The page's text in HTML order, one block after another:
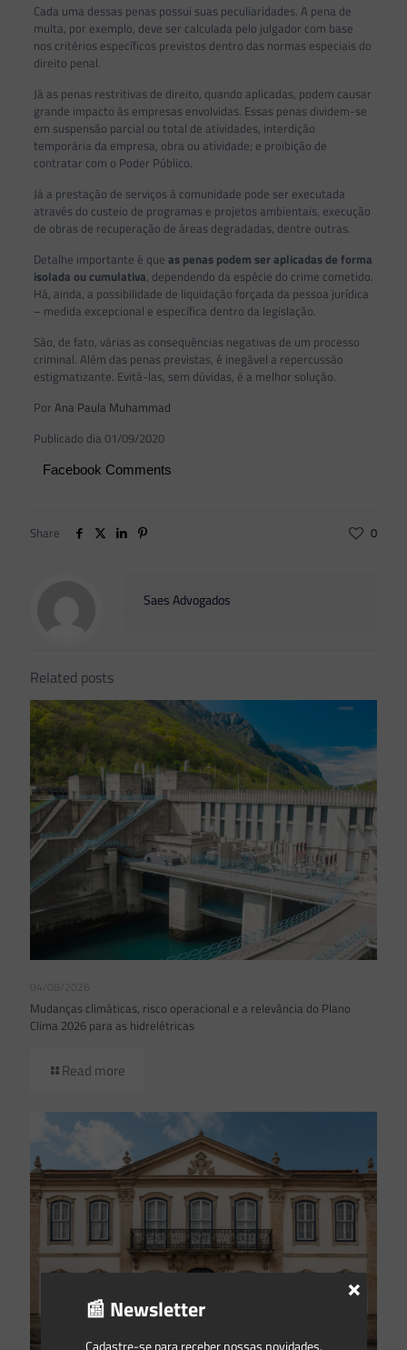
Cada uma dessas penas possui suas peculiaridades. A pena de
multa, por exemplo, deve ser calculada pelo julgador com base
nos critérios específicos previstos dentro das normas especiais do
direito penal.
Já as penas restritivas de direito, quando aplicadas, podem causar
grande impacto às empresas envolvidas. Essas penas dividem-se
em suspensão parcial ou total de atividades, interdição
temporária da empresa, obra ou atividade; e proibição de
contratar com o Poder Público.
Já a prestação de serviços à comunidade pode ser executada
através do custeio de programas e projetos ambientais, execução
de obras de recuperação de áreas degradadas, dentre outras.
Detalhe importante é que as penas podem ser aplicadas de forma
isolada ou cumulativa, dependendo da espécie do crime cometido.
Há, ainda, a possibilidade de liquidação forçada da pessoa jurídica
– medida excepcional e específica dentro da legislação.
São, de fato, várias as consequências negativas de um processo
criminal. Além das penas previstas, é inegável a repercussão
estigmatizante. Evitá-las, sem dúvidas, é a melhor solução.
Por Ana Paula Muhammad
Publicado dia 01/09/2020
Facebook Comments
Share 0
Saes Advogados
Related posts
04/08/2026
Mudanças climáticas, risco operacional e a relevância do Plano
Clima 2026 para as hidrelétricas
Read more
📰 Newsletter
Cadastre-se para receber nossas novidades.
×